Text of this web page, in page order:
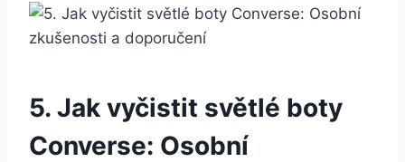
5. Jak vyčistit světlé⁢ boty
Converse: Osobní